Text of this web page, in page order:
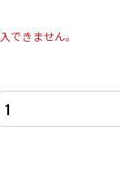
できません。